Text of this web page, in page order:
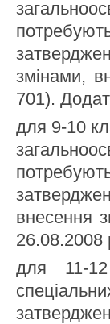
змінами,
701).
для 9-10
внесення
для 11-